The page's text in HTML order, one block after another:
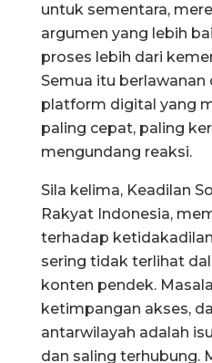
untuk sementara,
argumen yang lebih
proses lebih dari
Semua itu berlawanan
platform digital yang
paling cepat, paling
mengundang reaksi.
Sila kelima, Keadilan
Rakyat Indonesia,
terhadap
sering tidak terlihat
konten pendek.
ketimpangan akses,
antarwilayah adalah
dan saling terhubung.